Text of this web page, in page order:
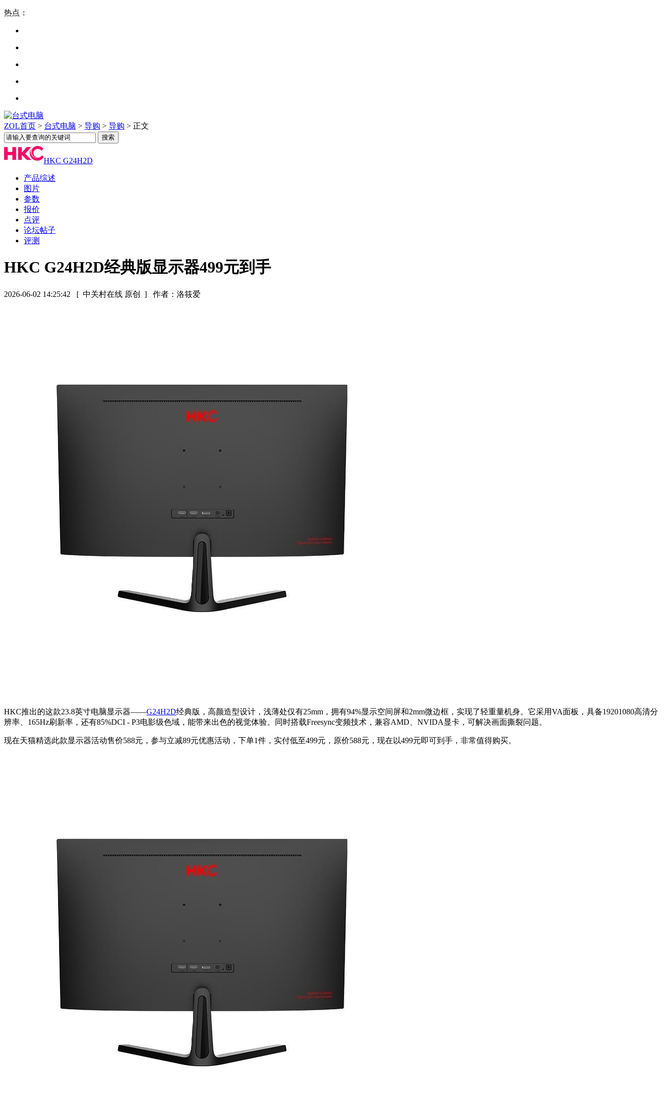
热点：
ZOL首页 > 台式电脑 > 导购 > 导购 > 正文
HKC G24H2D
产品综述
图片
参数
报价
点评
论坛帖子
评测
HKC G24H2D经典版显示器499元到手
2026-06-02 14:25:42 [ 中关村在线 原创 ] 作者：洛筱爱
HKC推出的这款23.8英寸电脑显示器——G24H2D经典版，高颜造型设计，浅薄处仅有25mm，拥有94%显示空间屏和2mm微边框，实现了轻重量机身。它采用VA面板，具备19201080高清分
辨率、165Hz刷新率，还有85%DCI - P3电影级色域，能带来出色的视觉体验。同时搭载Freesync变频技术，兼容AMD、NVIDA显卡，可解决画面撕裂问题。
现在天猫精选此款显示器活动售价588元，参与立减89元优惠活动，下单1件，实付低至499元，原价588元，现在以499元即可到手，非常值得购买。